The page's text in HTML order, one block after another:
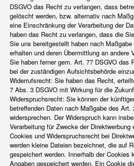
DSGVO das Recht zu verlangen, dass
gelöscht werden, bzw. alternativ nach
eine Einschränkung der Verarbeitung der
haben das Recht zu verlangen, dass die
Sie uns bereitgestellt haben nach
erhalten und deren Übermittlung an andere
Sie haben ferner gem. Art. 77 DSGVO das
bei der zuständigen Aufsichtsbehörde
Widerrufsrecht: Sie haben das Recht,
7 Abs. 3 DSGVO mit Wirkung für die
Widerspruchsrecht: Sie können der
betreffenden Daten nach Maßgabe des Art.
widersprechen. Der Widerspruch kann
Verarbeitung für Zwecke der Direktwerbung
Cookies und Widerspruchsrecht bei
werden kleine Dateien bezeichnet, die auf
gespeichert werden. Innerhalb der Cookies
Angaben gespeichert werden. Ein Cookie